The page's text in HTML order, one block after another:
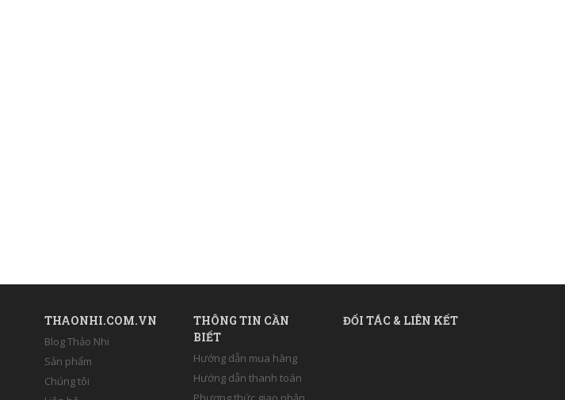
THAONHI.COM.VN
Blog Thảo Nhi
Sản phẩm
Chúng tôi
THÔNG TIN CẦN
BIẾT
Hướng dẫn mua hàng
Hướng dẫn thanh toán
ĐỐI TÁC & LIÊN KẾT